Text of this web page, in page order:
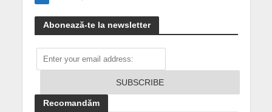
Abonează-te la newsletter
Recomandăm